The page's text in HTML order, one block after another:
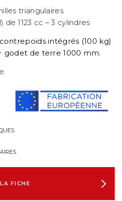
triangulaires
1123 cc – 3 cylindres
intégrés (100 kg)
godet de terre 1000 mm.
FICHE